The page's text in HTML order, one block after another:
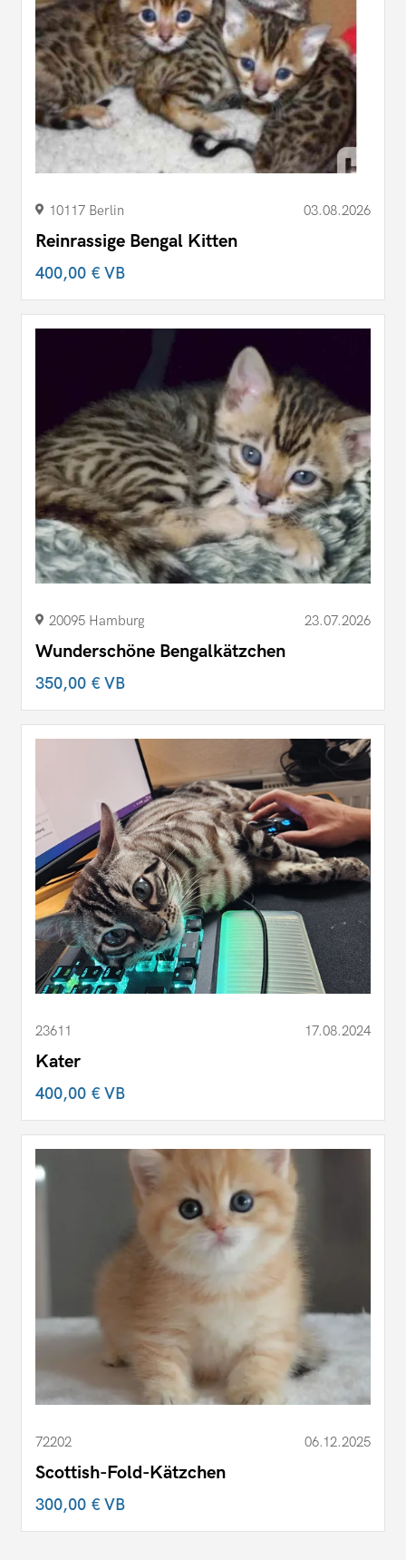
10117 Berlin 03.08.2026
Reinrassige Bengal Kitten
400,00 €VB
20095 Hamburg 23.07.2026
Wunderschöne Bengalkätzchen
350,00 €VB
23611 17.08.2024
Kater
400,00 €VB
72202 06.12.2025
Scottish-Fold-Kätzchen
300,00 €VB